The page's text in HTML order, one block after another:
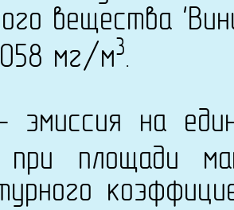
вещества
мг/м3.
эмиссия на
при площади